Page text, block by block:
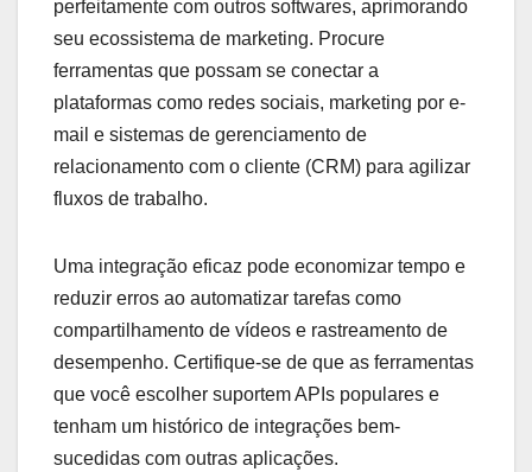
perfeitamente com outros softwares, aprimorando
seu ecossistema de marketing. Procure
ferramentas que possam se conectar a
plataformas como redes sociais, marketing por e-
mail e sistemas de gerenciamento de
relacionamento com o cliente (CRM) para agilizar
fluxos de trabalho.
Uma integração eficaz pode economizar tempo e
reduzir erros ao automatizar tarefas como
compartilhamento de vídeos e rastreamento de
desempenho. Certifique-se de que as ferramentas
que você escolher suportem APIs populares e
tenham um histórico de integrações bem-
sucedidas com outras aplicações.